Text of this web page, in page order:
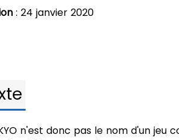
: 24 janvier 2020
n'est donc pas le nom d'un jeu